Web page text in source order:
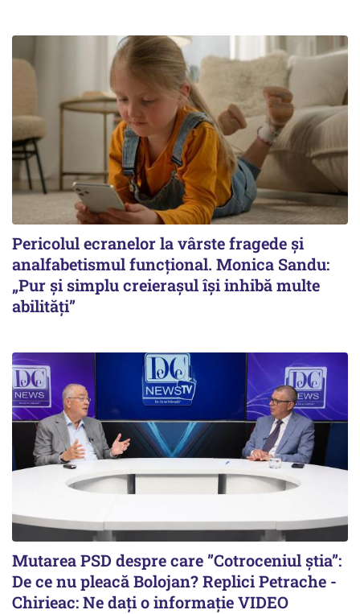
Pericolul ecranelor la vârste fragede și
analfabetismul funcțional. Monica Sandu:
„Pur și simplu creierașul își inhibă multe
abilități”
Mutarea PSD despre care ”Cotroceniul știa”:
De ce nu pleacă Bolojan? Replici Petrache -
Chirieac: Ne dați o informație VIDEO